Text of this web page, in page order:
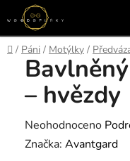
Přejít
na
obsah
Domů
/ Páni / Motýlky /
– hvězdy
Průměrné
hodnocení
Neohodnoceno
Značka: Avantgard